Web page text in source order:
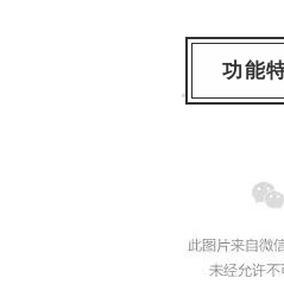
功能